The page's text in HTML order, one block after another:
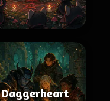
Daggerheart